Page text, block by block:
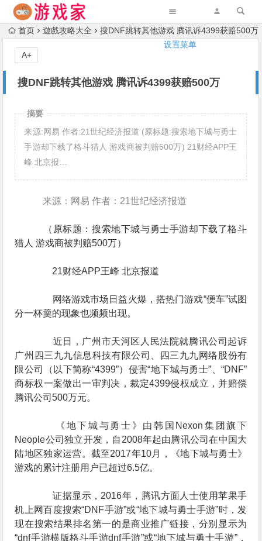
设置菜单
首页 遊戲攻略大全 搜DNF跳转其他游戏 腾讯诉4399获赔500万
搜DNF跳转其他游戏 腾讯诉4399获赔500万
A+
摘要
来源:网易 作者:21世纪经济报道 (原标题:搜索地下城与勇士
手游却下载了格斗猎人 游戏商被判赔500万) 21财经APP王
峰 北京报…
来源：网易 作者：21世纪经济报道
（原标题：搜索地下城与勇士手游却下载了格斗
猎人 游戏商被判赔500万）
21财经APP王峰 北京报道
网络游戏市场日益火爆，搭热门游戏“便车”试图
分一杯羹的现象也频频出现。
近日，广州市天河区人民法院就腾讯公司起诉
广州四三九九信息科技有限公司、四三九九网络股份有
限公司（以下简称“4399”）侵害“地下城与勇士”、“DNF”
商标权一案做出一审判决，裁定4399侵权成立，并赔偿
腾讯公司500万元。
《地下城与勇士》由韩国Nexon集团旗下
Neople公司独立开发，自2008年起由腾讯公司在中国大
陆地区独家运营。截至2017年10月，《地下城与勇士》
游戏的累计注册用户已超过6.5亿。
证据显示，2016年，腾讯方面人士使用苹果手
机上网百度搜索“DNF手游”或“地下城与勇士手游”时，发
现在搜索结果排名第一的是商业推广链接，分别显示为
“dnf手游横版格斗手游dnf手游”或“地下城与勇士手游”，